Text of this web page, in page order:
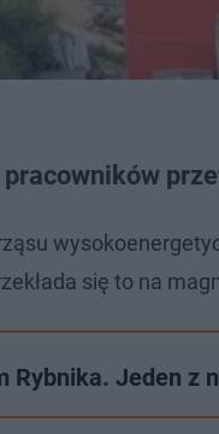
się to na
Rybnika. Jeden z